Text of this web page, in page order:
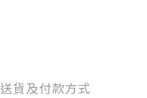
送貨及付款方式